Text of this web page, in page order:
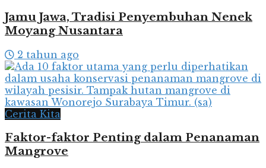
Jamu Jawa, Tradisi Penyembuhan Nenek
Moyang Nusantara
2 tahun ago
Cerita Kita
Faktor-faktor Penting dalam Penanaman
Mangrove